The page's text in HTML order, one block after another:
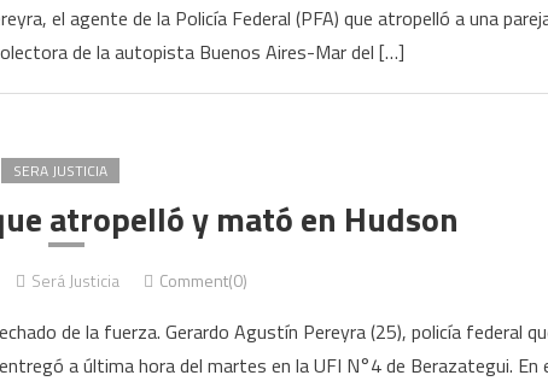
el agente de la Policía Federal (PFA) que atropelló a una
de la autopista Buenos Aires-Mar del […]
SERA JUSTICIA
atropelló y mató en Hudson
Será Justicia Comment(0)
de la fuerza. Gerardo Agustín Pereyra (25), policía federal
a última hora del martes en la UFI N°4 de Berazategui. En